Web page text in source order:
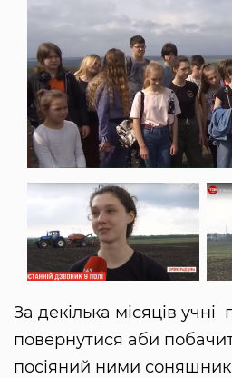
За декілька місяців учні
повернутися аби
посіяний ними соняшник